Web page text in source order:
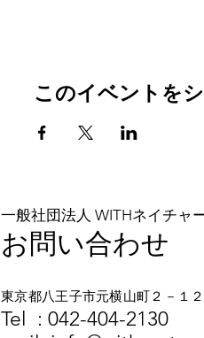
このイベントを
一般社団法人 WITHネイチャ
お問い合わせ
東京都八王子市元横山町２－１
​​Tel : 042-404-2130